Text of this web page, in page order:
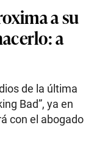
a su
a
de la última
Bad”, ya en
con el abogado